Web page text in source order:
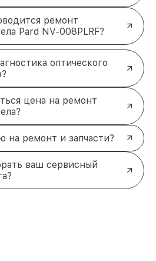
ремонт
Pard NV-008PLRF?
оптического
цена на ремонт
на ремонт и запчасти?
ваш сервисный